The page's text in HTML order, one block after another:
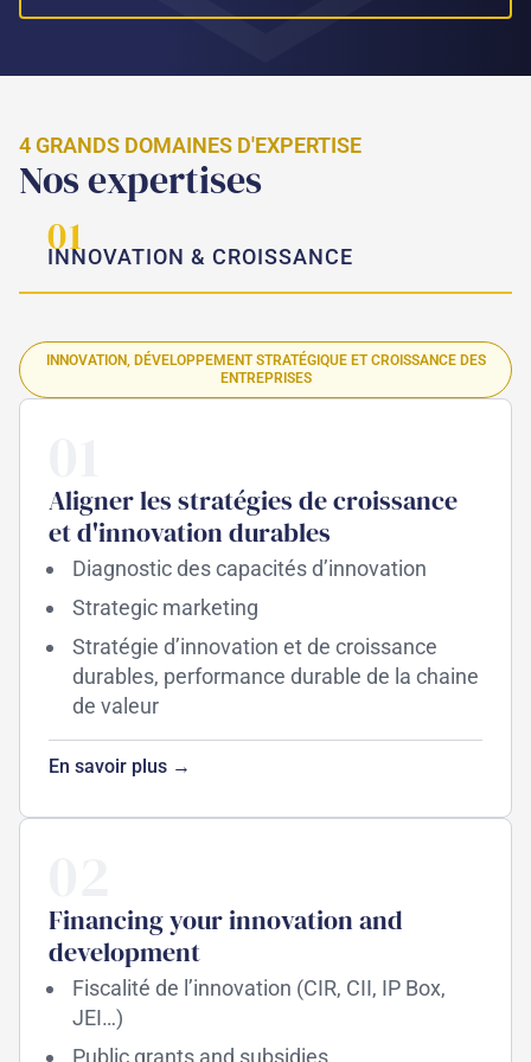
4 GRANDS DOMAINES D'EXPERTISE
Nos expertises
01
INNOVATION & CROISSANCE
INNOVATION, DÉVELOPPEMENT STRATÉGIQUE ET CROISSANCE DES
ENTREPRISES
Aligner les stratégies de croissance
et d'innovation durables
Diagnostic des capacités d’innovation
Strategic marketing
Stratégie d’innovation et de croissance
durables, performance durable de la chaine
de valeur
En savoir plus →
Financing your innovation and
development
Fiscalité de l’innovation (CIR, CII, IP Box,
JEI…)
Public grants and subsidies